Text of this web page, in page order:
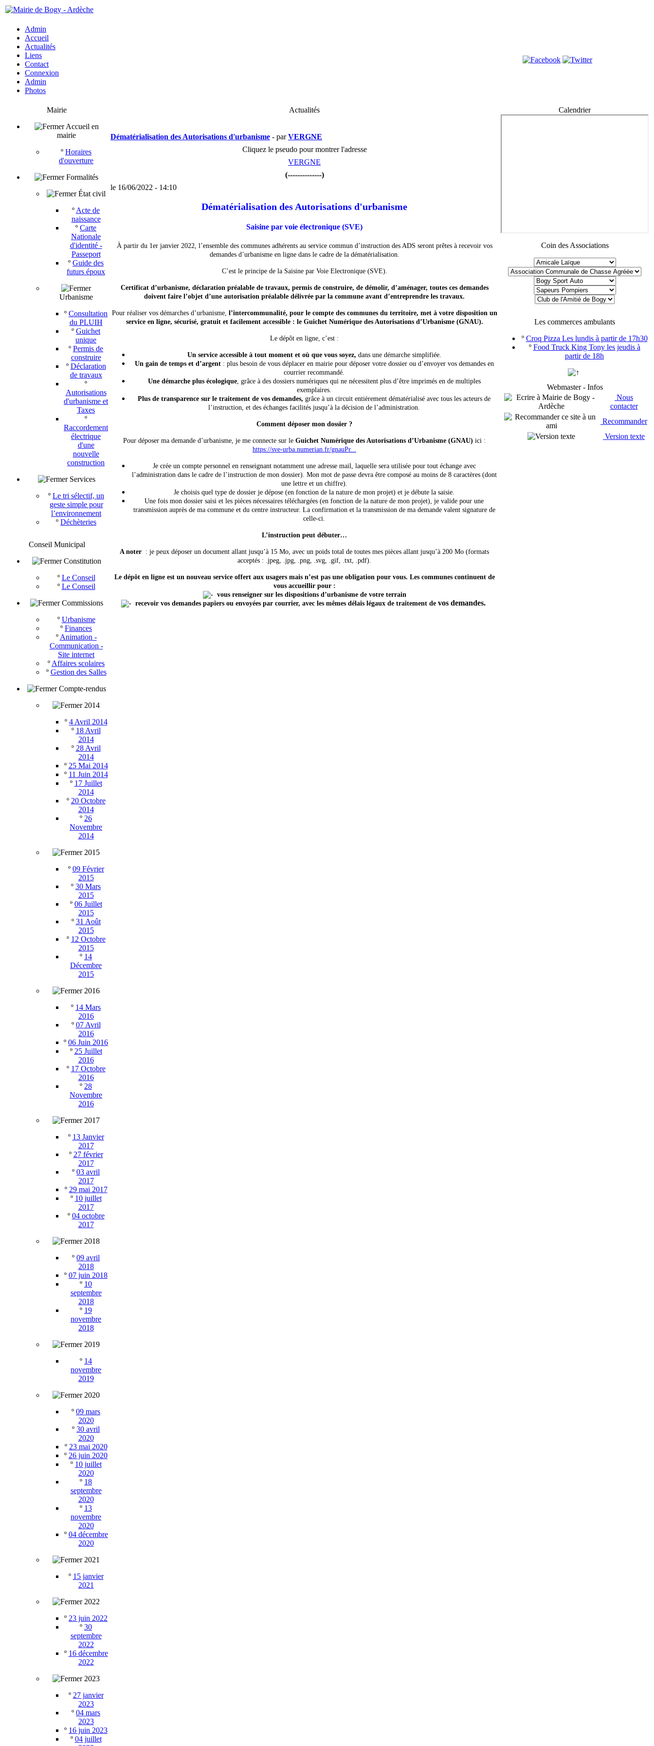
Admin
Accueil
Actualités
Liens
Contact
Connexion
Admin
Photos
Mairie
Accueil en
mairie
º Horaires
d'ouverture
Formalités
État civil
º Acte de
naissance
º Carte
Nationale
d'identité -
Passeport
º Guide des
futurs époux
Urbanisme
º Consultation
du PLUIH
º Guichet
unique
º Permis de
construire
º Déclaration
de travaux
º
Autorisations
d'urbanisme et
Taxes
º
Raccordement
électrique
d'une
nouvelle
construction
Services
º Le tri sélectif, un
geste simple pour
l’environnement
º Déchèteries
Conseil Municipal
Constitution
º Le Conseil
º Le Conseil
Commissions
º Urbanisme
º Finances
º Animation -
Communication -
Site internet
º Affaires scolaires
º Gestion des Salles
Compte-rendus
2014
º 4 Avril 2014
º 18 Avril
2014
º 28 Avril
2014
º 25 Mai 2014
º 11 Juin 2014
º 17 Juillet
2014
º 20 Octobre
2014
º 26
Novembre
2014
2015
º 09 Février
2015
º 30 Mars
2015
º 06 Juillet
2015
º 31 Août
2015
º 12 Octobre
2015
º 14
Décembre
2015
2016
º 14 Mars
2016
º 07 Avril
2016
º 06 Juin 2016
º 25 Juillet
2016
º 17 Octobre
2016
º 28
Novembre
2016
2017
º 13 Janvier
2017
º 27 février
2017
º 03 avril
2017
º 29 mai 2017
º 10 juillet
2017
º 04 octobre
2017
2018
º 09 avril
2018
º 07 juin 2018
º 10
septembre
2018
º 19
novembre
2018
2019
º 14
novembre
2019
2020
º 09 mars
2020
º 30 avril
2020
º 23 mai 2020
º 26 juin 2020
º 10 juillet
2020
º 18
septembre
2020
º 13
novembre
2020
º 04 décembre
2020
2021
º 15 janvier
2021
2022
º 23 juin 2022
º 30
septembre
2022
º 16 décembre
2022
2023
º 27 janvier
2023
º 04 mars
2023
º 16 juin 2023
º 04 juillet
Actualités
Dématérialisation des Autorisations d'urbanisme - parVERGNE
Cliquez le pseudo pour montrer l'adresse
VERGNE
(--------------)
le 16/06/2022 - 14:10
Dématérialisation des Autorisations d'urbanisme
Saisine par voie électronique (SVE)
À partir du 1er janvier 2022, l’ensemble des communes adhérents au service commun d’instruction des ADS seront prêtes à recevoir vos
demandes d’urbanisme en ligne dans le cadre de la dématérialisation.
C’est le principe de la Saisine par Voie Electronique (SVE).
Certificat d’urbanisme, déclaration préalable de travaux, permis de construire, de démolir, d’aménager, toutes ces demandes
doivent faire l’objet d’une autorisation préalable délivrée par la commune avant d’entreprendre les travaux.
Pour réaliser vos démarches d’urbanisme, l’intercommunalité, pour le compte des communes du territoire, met à votre disposition un
service en ligne, sécurisé, gratuit et facilement accessible : le Guichet Numérique des Autorisations d’Urbanisme (GNAU).
Le dépôt en ligne, c’est :
Un service accessible à tout moment et où que vous soyez, dans une démarche simplifiée.
Un gain de temps et d’argent: plus besoin de vous déplacer en mairie pour déposer votre dossier ou d’envoyer vos demandes en
courrier recommandé.
Une démarche plus écologique, grâce à des dossiers numériques qui ne nécessitent plus d’être imprimés en de multiples
exemplaires.
Plus de transparence sur le traitement de vos demandes, grâce à un circuit entièrement dématérialisé avec tous les acteurs de
l’instruction, et des échanges facilités jusqu’à la décision de l’administration.
Comment déposer mon dossier ?
Pour déposer ma demande d’urbanisme, je me connecte sur le Guichet Numérique des Autorisations d’Urbanisme (GNAU) ici :
https://sve-urba.numerian.fr/gnauPr...
Je crée un compte personnel en renseignant notamment une adresse mail, laquelle sera utilisée pour tout échange avec
l’administration dans le cadre de l’instruction de mon dossier). Mon mot de passe devra être composé au moins de 8 caractères (dont
une lettre et un chiffre).
Je choisis quel type de dossier je dépose (en fonction de la nature de mon projet) et je débute la saisie.
Une fois mon dossier saisi et les pièces nécessaires téléchargées (en fonction de la nature de mon projet), je valide pour une
transmission auprès de ma commune et du centre instructeur. La confirmation et la transmission de ma demande valent signature de
celle-ci.
L’instruction peut débuter…
A noter : je peux déposer un document allant jusqu’à 15 Mo, avec un poids total de toutes mes pièces allant jusqu’à 200 Mo (formats
acceptés : .jpeg, .jpg, .png, .svg, .gif, .txt, .pdf).
Le dépôt en ligne est un nouveau service offert aux usagers mais n’est pas une obligation pour vous. Les communes continuent de
vous accueillir pour :
vous renseigner sur les dispositions d’urbanisme de votre terrain
recevoir vos demandes papiers ou envoyées par courrier, avec les mêmes délais légaux de traitement de vos demandes.
Calendrier
Coin des Associations
Les commerces ambulants
º Croq Pizza Les lundis à partir de 17h30
º Food Truck King Tony les jeudis à
partir de 18h
Webmaster - Infos
Nous
contacter
Recommander
Version texte